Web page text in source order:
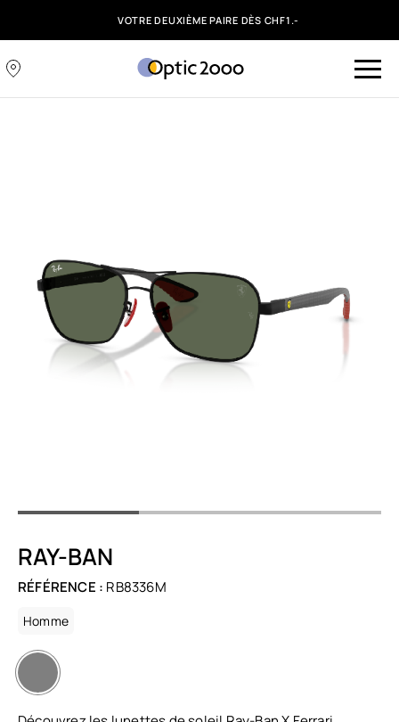
VOTRE DEUXIÈME PAIRE DÈS CHF1.-
RAY-BAN
RÉFÉRENCE : RB8336M
Homme